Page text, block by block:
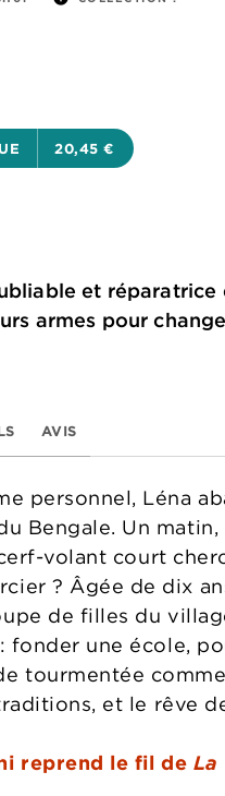
20,45 €
et
armes pour
AVIS
personnel, Léna
Bengale. Un matin,
volant court
? Âgée de dix
de filles du
fonder une école,
tourmentée
et le rêve
reprend le fil de La